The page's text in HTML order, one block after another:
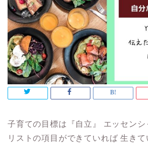
子育ての目標は『自立』 エッセンシ
リストの項目ができていれば 生きて